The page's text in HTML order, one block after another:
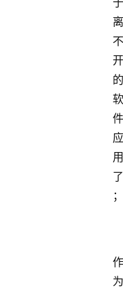
离
不
开
的
软
件
应
用
了
；
作
为